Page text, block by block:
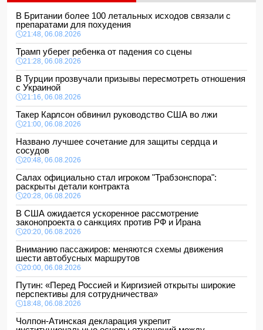
В Британии более 100 летальных исходов связали с
препаратами для похудения
21:48, 06.08.2026
Трамп уберег ребенка от падения со сцены
21:28, 06.08.2026
В Турции прозвучали призывы пересмотреть отношения
с Украиной
21:16, 06.08.2026
Такер Карлсон обвинил руководство США во лжи
21:00, 06.08.2026
Названо лучшее сочетание для защиты сердца и
сосудов
20:48, 06.08.2026
Салах официально стал игроком "Трабзонспора":
раскрыты детали контракта
20:28, 06.08.2026
В США ожидается ускоренное рассмотрение
законопроекта о санкциях против РФ и Ирана
20:20, 06.08.2026
Вниманию пассажиров: меняются схемы движения
шести автобусных маршрутов
20:00, 06.08.2026
Путин: «Перед Россией и Киргизией открыты широкие
перспективы для сотрудничества»
18:48, 06.08.2026
Чолпон-Атинская декларация укрепит